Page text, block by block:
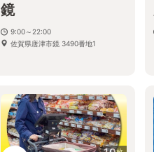
鏡
9:00～22:00
佐賀県唐津市鏡 3490番地1